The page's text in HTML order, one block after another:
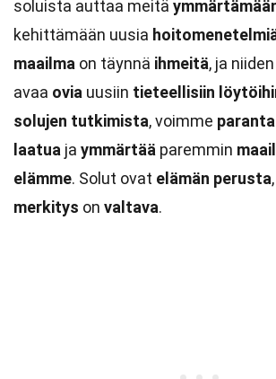
soluista auttaa meitä
kehittämään uusia
maailma on täynnä ihmeitä, ja niiden
avaa ovia uusiin tieteellisiin
solujen tutkimista, voimme
laatua ja ymmärtää paremmin
elämme. Solut ovat elämän perusta
merkitys on valtava.